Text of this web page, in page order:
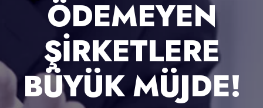
ÖDEMEYEN
ŞIRKETLERE
BÜYÜK MÜJDE!